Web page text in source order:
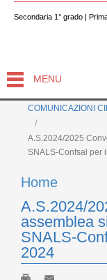
Secondaria 1° grado |
MENU
COMUNICAZIONI
A.S.2024/2025
SNALS-Confsal per
Home
A.S.2024/
assemblea
SNALS-
2024